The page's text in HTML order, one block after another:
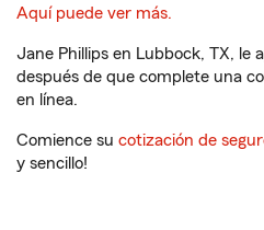
Aquí puede ver más.
Jane Phillips en Lubbock, TX, le
después de que complete una
en línea.
Comience su cotización de
y sencillo!